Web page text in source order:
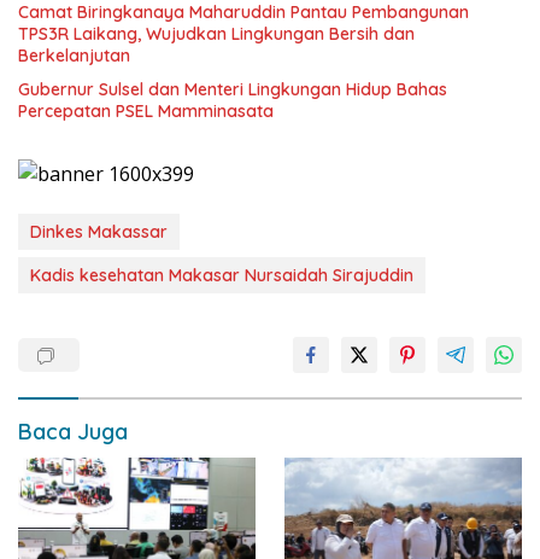
Camat Biringkanaya Maharuddin Pantau Pembangunan
TPS3R Laikang, Wujudkan Lingkungan Bersih dan
Berkelanjutan
Gubernur Sulsel dan Menteri Lingkungan Hidup Bahas
Percepatan PSEL Mamminasata
Dinkes Makassar
Kadis kesehatan Makasar Nursaidah Sirajuddin
Baca Juga